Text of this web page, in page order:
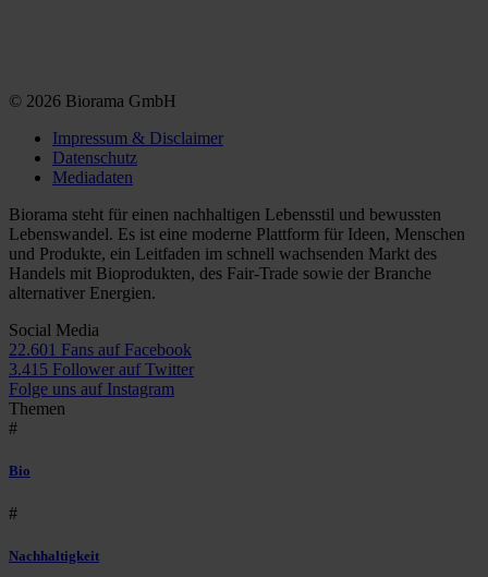
© 2026 Biorama GmbH
Impressum & Disclaimer
Datenschutz
Mediadaten
Biorama steht für einen nachhaltigen Lebensstil und bewussten
Lebenswandel. Es ist eine moderne Plattform für Ideen, Menschen
und Produkte, ein Leitfaden im schnell wachsenden Markt des
Handels mit Bioprodukten, des Fair-Trade sowie der Branche
alternativer Energien.
Social Media
22.601 Fans auf Facebook
3.415 Follower auf Twitter
Folge uns auf Instagram
Themen
#
Bio
#
Nachhaltigkeit